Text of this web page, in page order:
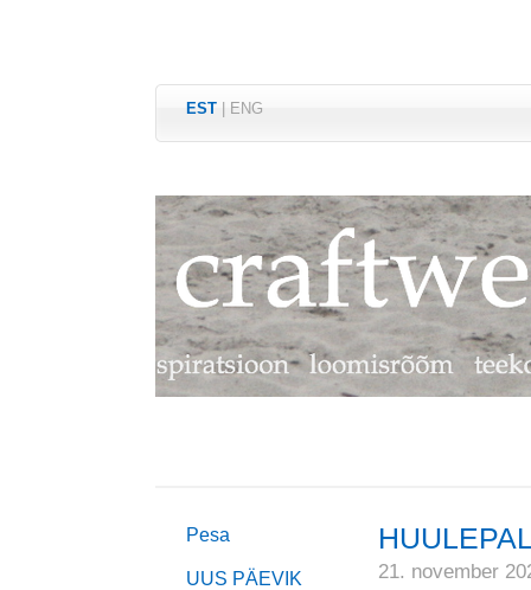
EST ENG
Pesa
UUS PÄEVIK
21. november